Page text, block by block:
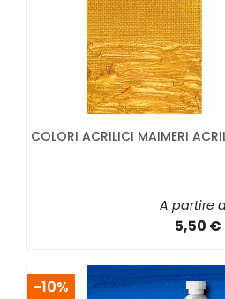
COLORI ACRILICI MAIMERI
A partire
5,50 €
-10%